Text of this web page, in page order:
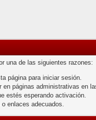
una de las siguientes razones:
página para iniciar sesión.
páginas administrativas
estés esperando activación.
enlaces adecuados.